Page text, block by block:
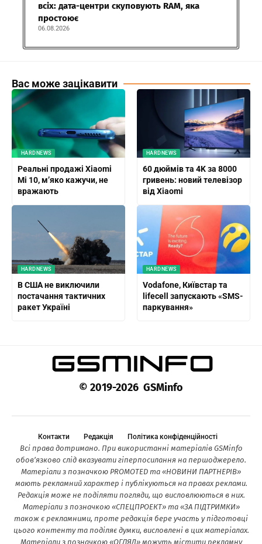
всіх: дата-центри скуповують RAM, яка
простоює
06.08.2026
Вас може зацікавити
HARDNEWS
Реальні продажі Xiaomi
Mi 10, м’яко кажучи, не
вражають
HARDNEWS
60 дюймів та 4K за 8000
гривень: новий телевізор
від Xiaomi
HARDNEWS
В США не виключили
постачання тактичних
ракет Україні
HARDNEWS
Vodafone, Київстар та
lifecell запускають «SMS-
паркування»
© 2019-2026 GSMinfo
Контакти Редакція Політика конфіденційності
Всі права дотримано. При використанні матеріалів GSMinfo
обов’язково слід вказувати гіперпосилання на першоджерело.
Матеріали з позначкою PROMOTED та «НОВИНИ ПАРТНЕРІВ»
мають рекламний характер і публікуються на правах реклами.
Редакція може не поділяти погляди, що висловлюються в них.
Матеріали з позначкою «СПЕЦПРОЕКТ» та «ЗА ПІДТРИМКИ»
також є рекламними, проте редакція бере участь у підготовці
цього контенту та поділяє думки, висловлені в цих матеріалах.
Матеріали з позначкою «ОГЛЯД» можуть містити рекламну